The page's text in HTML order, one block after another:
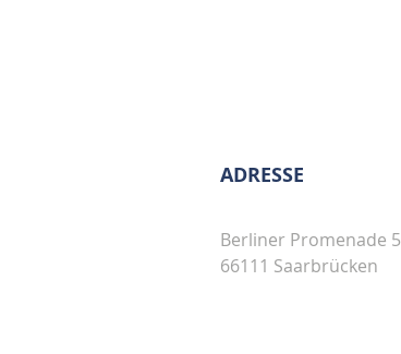
ADRESSE
Berliner Promenade 5
66111 Saarbrücken